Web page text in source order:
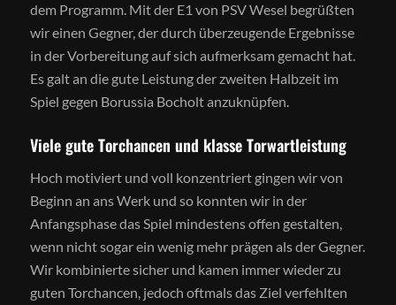
dem Programm. Mit der E1 von PSV Wesel begrüßten
wir einen Gegner, der durch überzeugende Ergebnisse
in der Vorbereitung auf sich aufmerksam gemacht hat.
Es galt an die gute Leistung der zweiten Halbzeit im
Spiel gegen Borussia Bocholt anzuknüpfen.
Viele gute Torchancen und klasse Torwartleistung
Hoch motiviert und voll konzentriert gingen wir von
Beginn an ans Werk und so konnten wir in der
Anfangsphase das Spiel mindestens offen gestalten,
wenn nicht sogar ein wenig mehr prägen als der Gegner.
Wir kombinierte sicher und kamen immer wieder zu
guten Torchancen, jedoch oftmals das Ziel verfehlten